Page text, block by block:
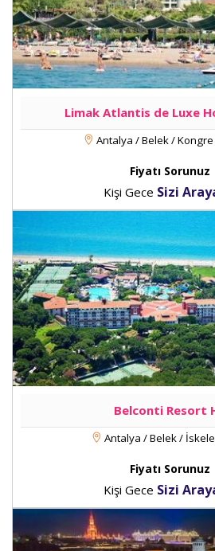
Limak Atlantis de Luxe
Antalya / Belek /
Fiyatı Sorunuz
Kişi Gece Sizi
Belconti Resort
Antalya / Belek /
Fiyatı Sorunuz
Kişi Gece Sizi